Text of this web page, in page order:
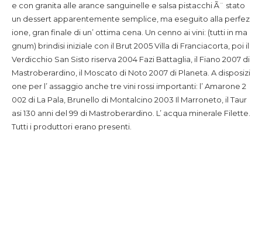
e con granita alle arance sanguinelle e salsa pistacchi Ã¨ stato
un dessert apparentemente semplice, ma eseguito alla perfez
ione, gran finale di un’ ottima cena. Un cenno ai vini: (tutti in ma
gnum) brindisi iniziale con il Brut 2005 Villa di Franciacorta, poi il
Verdicchio San Sisto riserva 2004 Fazi Battaglia, il Fiano 2007 di
Mastroberardino, il Moscato di Noto 2007 di Planeta. A disposizi
one per l’ assaggio anche tre vini rossi importanti: l’ Amarone 2
002 di La Pala, Brunello di Montalcino 2003 Il Marroneto, il Taur
asi 130 anni del 99 di Mastroberardino. L’ acqua minerale Filette.
Tutti i produttori erano presenti.